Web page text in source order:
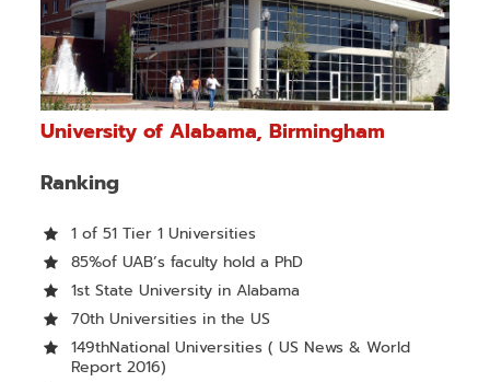
University of Alabama, Birmingham
Ranking
1 of 51 Tier 1 Universities
85%of UAB’s faculty hold a PhD
1st State University in Alabama
70th Universities in the US
149thNational Universities ( US News & World
Report 2016)